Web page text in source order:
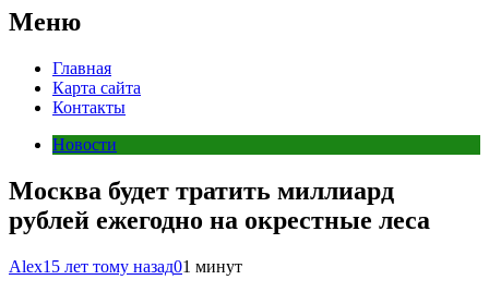
Меню
Главная
Карта сайта
Контакты
Новости
Москва будет тратить миллиард
рублей ежегодно на окрестные леса
Alex15 лет тому назад01 минут